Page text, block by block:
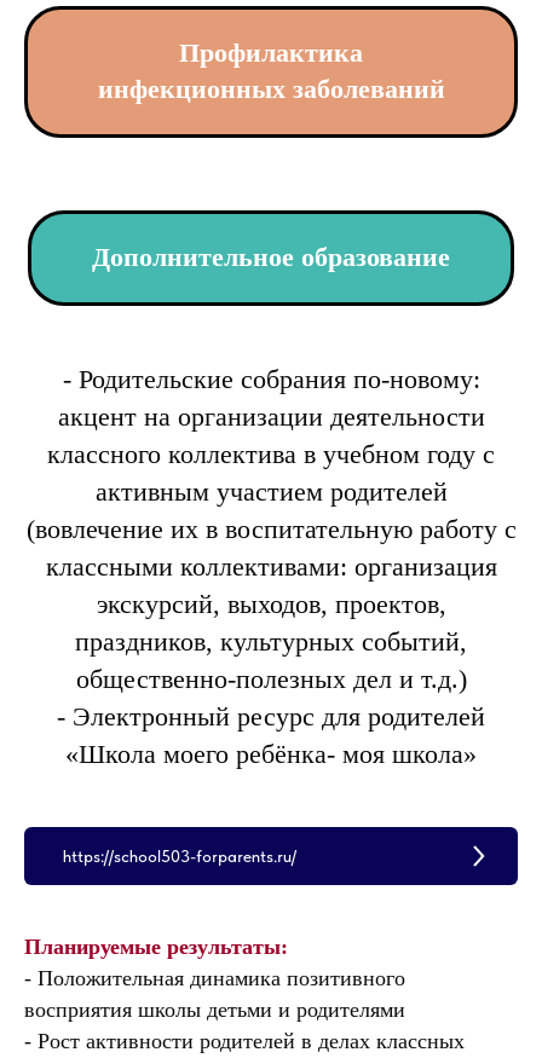
Профилактика
инфекционных заболеваний
Дополнительное образование
- Родительские собрания по-новому:
акцент на организации деятельности
классного коллектива в учебном году с
активным участием родителей
(вовлечение их в воспитательную работу с
классными коллективами: организация
экскурсий, выходов, проектов,
праздников, культурных событий,
общественно-полезных дел и т.д.)
- Электронный ресурс для родителей
«Школа моего ребёнка- моя школа»
https://school503-forparents.ru/
Планируемые результаты:
- Положительная динамика позитивного
восприятия школы детьми и родителями
- Рост активности родителей в делах классных